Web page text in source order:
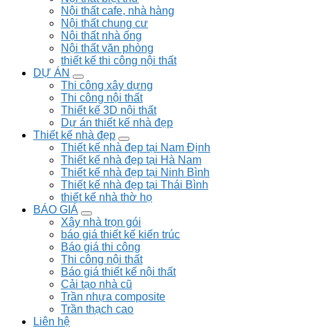
Nội thất cafe, nhà hàng
Nội thất chung cư
Nội thất nhà ống
Nội thất văn phòng
thiết kế thi công nội thất
DỰ ÁN
Thi công xây dựng
Thi công nội thất
Thiết kế 3D nội thất
Dự án thiết kế nhà đẹp
Thiết kế nhà đẹp
Thiết kế nhà đẹp tại Nam Định
Thiết kế nhà đẹp tại Hà Nam
Thiết kế nhà đẹp tại Ninh Bình
Thiết kế nhà đẹp tại Thái Bình
thiết kế nhà thờ họ
BÁO GIÁ
Xây nhà trọn gói
báo giá thiết kế kiến trúc
Báo giá thi công
Thi công nội thất
Báo giá thiết kế nội thất
Cải tạo nhà cũ
Trần nhựa composite
Trần thạch cao
Liên hệ